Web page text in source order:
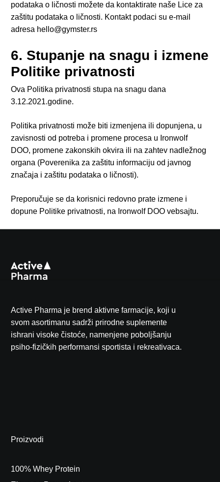
podataka o ličnosti možete da kontaktirate naše Lice za
zaštitu podataka o ličnosti. Kontakt podaci su e-mail
adresa hello@gymster.rs
6. Stupanje na snagu i izmene
Politike privatnosti
Ova Politika privatnosti stupa na snagu dana
3.12.2021.godine.
Politika privatnosti može biti izmenjena ili dopunjena, u
zavisnosti od potreba i promene procesa u Ironwolf
DOO, promene zakonskih okvira ili na zahtev nadležnog
organa (Poverenika za zaštitu informaciju od javnog
značaja i zaštitu podataka o ličnosti).
Preporučuje se da korisnici redovno prate izmene i
dopune Politike privatnosti, na Ironwolf DOO vebsajtu.
Active Pharma je brend aktivne farmacije, koji u
svom asortimanu sadrži prirodne suplemente
ishrani visoke čistoće, namenjene poboljšanju
psiho-fizičkih performansi sportista i rekreativaca.
Proizvodi
100% Whey Protein